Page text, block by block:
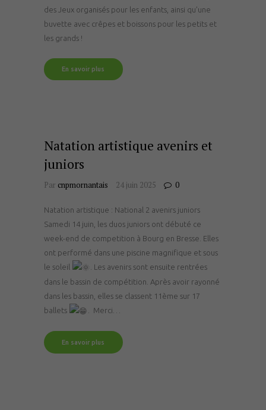
des Jeux organisés pour les enfants, ainsi qu’une
buvette avec crêpes et boissons pour les petits et
les grands !
En savoir plus
Natation artistique avenirs et
juniors
Par cnpmornantais 24 juin 2025 0
Natation artistique : National 2 avenirs juniors
Samedi 14 juin, les duos juniors ont débuté ce
week-end de competition à Bourg en Bresse. Elles
ont performé dans une piscine magnifique et sous
le soleil
. Les avenirs sont ensuite rentrées
dans le bassin de compétition. Après avoir rayonné
dans les bassin, elles se classent 11ème sur 17
ballets
. Merci…
En savoir plus